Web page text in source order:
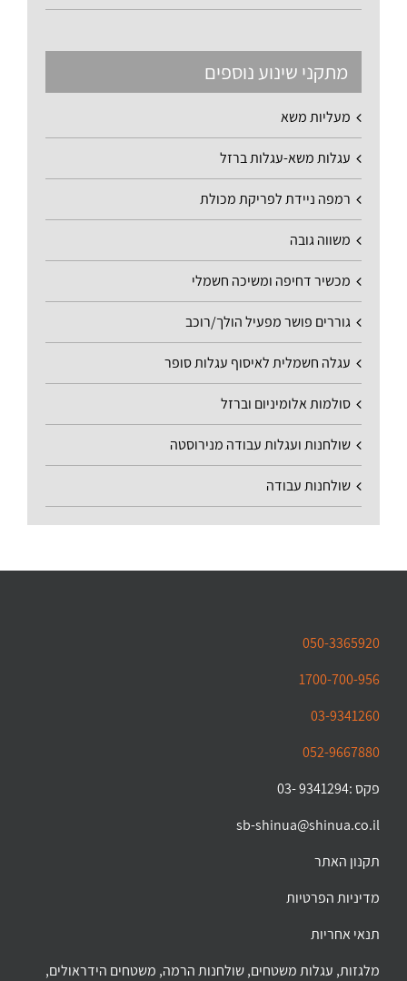
מתקני שינוע נוספים
מעליות משא
עגלות משא-עגלות ברזל
רמפה ניידת לפריקת מכולת
משווה גובה
מכשיר דחיפה ומשיכה חשמלי
גוררים פושר מפעיל הולך/רוכב
עגלה חשמלית לאיסוף עגלות סופר
סולמות אלומיניום וברזל
שולחנות ועגלות עבודה מנירוסטה
שולחנות עבודה
050-3365920
1700-700-956
03-9341260
052-9667880
פקס :9341294 -03
sb-shinua@shinua.co.il
תקנון האתר
מדיניות הפרטיות
תנאי אחריות
מלגזות, עגלות משטחים, שולחנות הרמה, משטחים הידראולים,